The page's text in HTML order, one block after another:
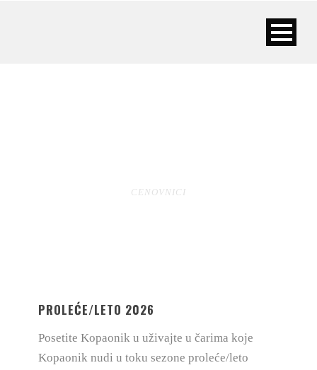
CENOVNICI
PROLEĆE/LETO 2026
Posetite Kopaonik u uživajte u čarima koje
Kopaonik nudi u toku sezone proleće/leto